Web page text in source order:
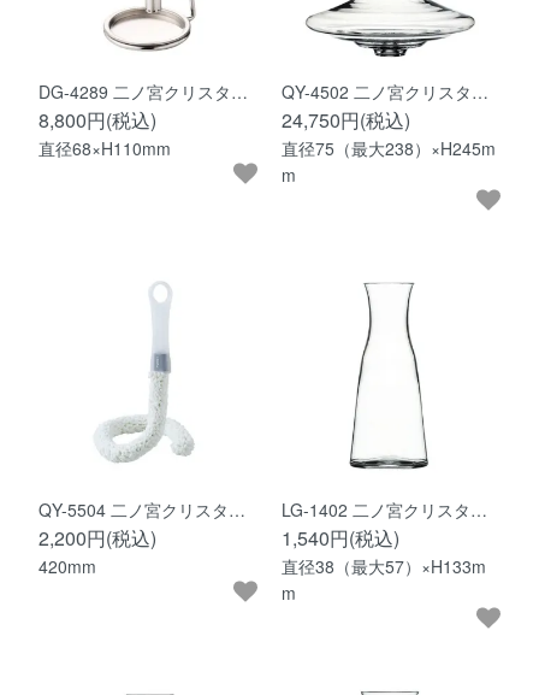
DG-4289 二ノ宮クリスタ…
8,800円(税込)
直径68×H110mm
QY-4502 二ノ宮クリスタ…
24,750円(税込)
直径75（最大238）×H245m
m
QY-5504 二ノ宮クリスタ…
2,200円(税込)
420mm
LG-1402 二ノ宮クリスタ…
1,540円(税込)
直径38（最大57）×H133m
m